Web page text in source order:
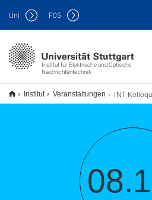
Institut für Elektrische und Optische
Nachrichtentechnik
Uni F05
Institut Veranstaltungen INT-